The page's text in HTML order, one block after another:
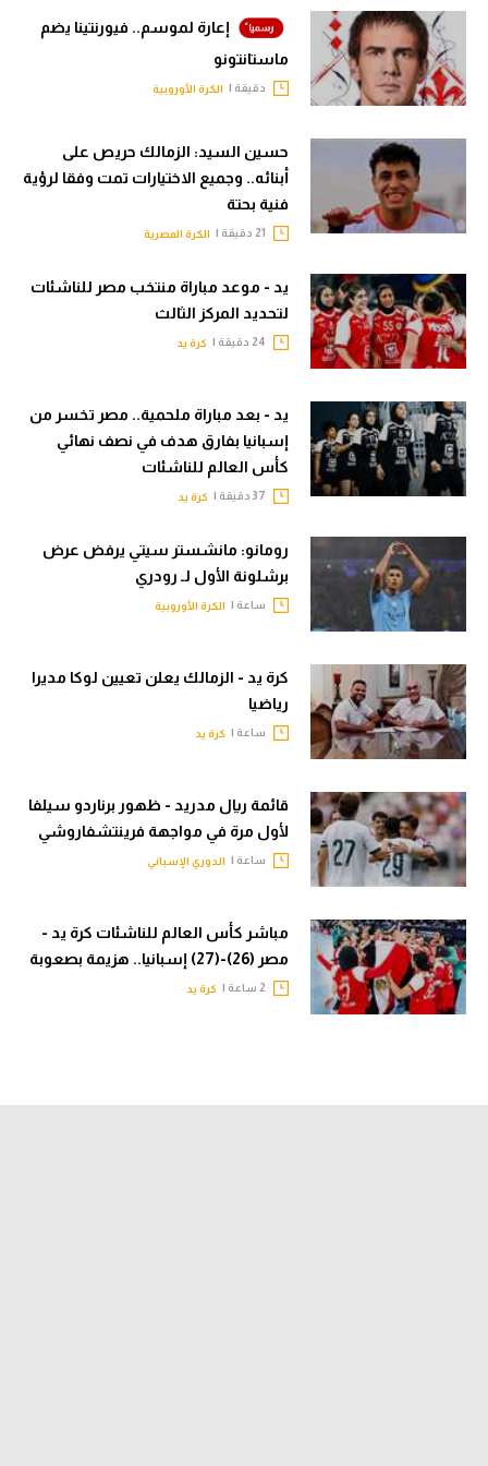
إعارة لموسم.. فيورنتينا يضم
ماستانتونو
دقيقة | الكرة الأوروبية
حسين السيد: الزمالك حريص على
أبنائه.. وجميع الاختيارات تمت وفقا لرؤية
فنية بحتة
الكرة المصرية
يد - موعد مباراة منتخب مصر للناشئات
لتحديد المركز الثالث
كرة يد
يد - بعد مباراة ملحمية.. مصر تخسر من
إسبانيا بفارق هدف في نصف نهائي
كأس العالم للناشئات
كرة يد
رومانو: مانشستر سيتي يرفض عرض
برشلونة الأول لـ رودري
ساعة | الكرة الأوروبية
كرة يد - الزمالك يعلن تعيين لوكا مديرا
رياضيا
ساعة | كرة يد
قائمة ريال مدريد - ظهور برناردو سيلفا
لأول مرة في مواجهة فرينتشفاروشي
ساعة | الدوري الإسباني
مباشر كأس العالم للناشئات كرة يد -
مصر (26)-(27) إسبانيا.. هزيمة بصعوبة
كرة يد